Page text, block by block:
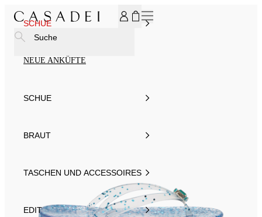
SCHUE
NEUE ANKÜFTE
SCHUE
BRAUT
TASCHEN UND ACCESSOIRES
EDIT
Suche